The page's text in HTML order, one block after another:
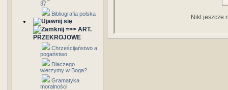
37
Bibliografia polska
=>> ART.
PRZEKROJOWE
Chrześcijaństwo a
pogaństwo
Dlaczego
wierzymy w Boga?
Gramatyka
moralności
Nikt jeszcze